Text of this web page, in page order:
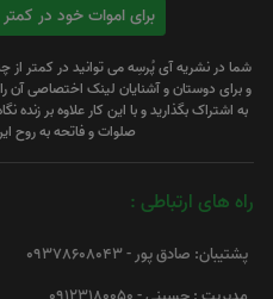
برای اموات خود در کمتر از 3 دقیقه یادبود
شما در نشریه آی پُرسِه می توانید در کمتر از
و برای دوستان و آشنایان لینک اختصاصی
به اشتراک بگذارید و با این کار علاوه بر زنده
صلوات و فاتحه به روح
راه های ارتباطی :
پشتیبان: صادق پور - 09378608043